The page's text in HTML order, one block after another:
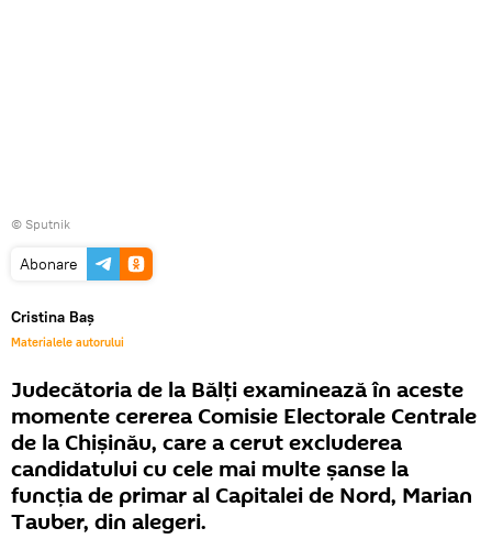
© Sputnik
Abonare
Cristina Baș
Materialele autorului
Judecătoria de la Bălți examinează în aceste
momente cererea Comisie Electorale Centrale
de la Chișinău, care a cerut excluderea
candidatului cu cele mai multe șanse la
funcția de primar al Capitalei de Nord, Marian
Tauber, din alegeri.